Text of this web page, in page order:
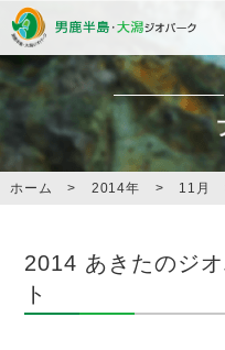
ホーム > 2014年 > 11月
2014 あきたのジ
ト